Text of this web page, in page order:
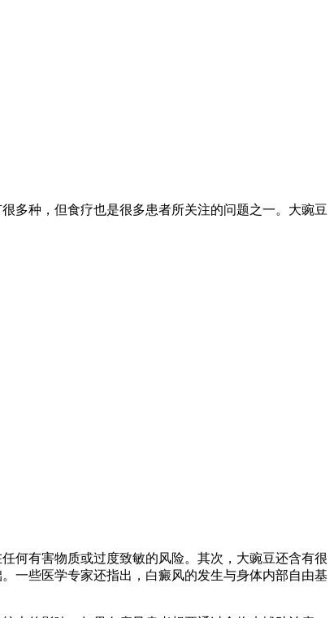
多种，但食疗也是很多患者所关注的问题之一。大豌豆
何有害物质或过度致敏的风险。其次，大豌豆还含有很
一些医学专家还指出，白癜风的发生与身体内部自由基